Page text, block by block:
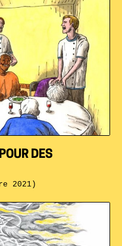
DES
2021)